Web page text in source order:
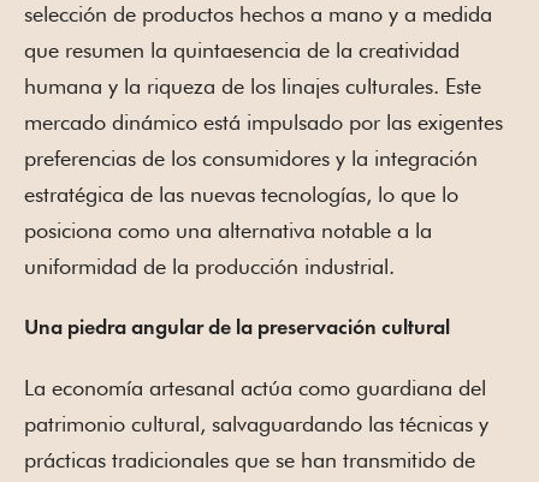
selección de productos hechos a mano y a medida
que resumen la quintaesencia de la creatividad
humana y la riqueza de los linajes culturales. Este
mercado dinámico está impulsado por las exigentes
preferencias de los consumidores y la integración
estratégica de las nuevas tecnologías, lo que lo
posiciona como una alternativa notable a la
uniformidad de la producción industrial.
Una piedra angular de la preservación cultural
La economía artesanal actúa como guardiana del
patrimonio cultural, salvaguardando las técnicas y
prácticas tradicionales que se han transmitido de